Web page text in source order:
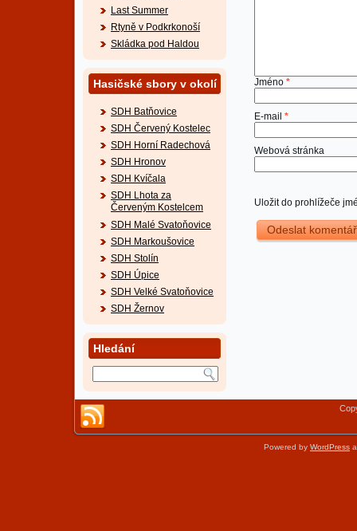
Last Summer
Rtyně v Podkrkonoší
Skládka pod Haldou
Hasičské sbory v okolí
SDH Batňovice
SDH Červený Kostelec
SDH Horní Radechová
SDH Hronov
SDH Kvíčala
SDH Lhota za
Červeným Kostelcem
SDH Malé Svatoňovice
SDH Markoušovice
SDH Stolín
SDH Úpice
SDH Velké Svatoňovice
SDH Žernov
Hledání
Jméno *
E-mail *
Webová stránka
Uložit do prohlížeče
Powered by WordPress